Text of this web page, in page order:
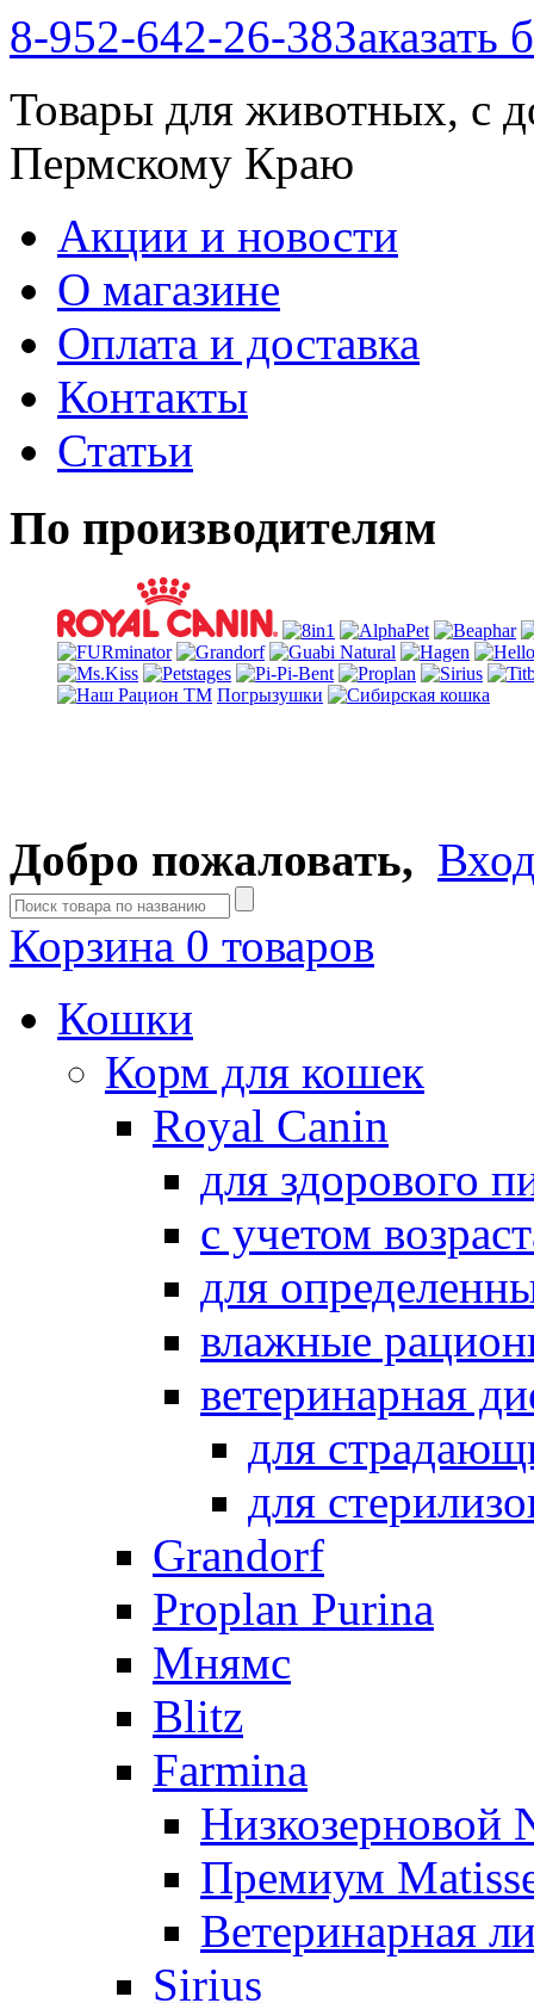
8-952-642-26-38Заказать
Товары для животных, с
Пермскому Краю
Акции и новости
О магазине
Оплата и доставка
Контакты
Статьи
По производителям
Погрызушки
Добро пожаловать,
Корзина 0 товаров
Кошки
Корм для кошек
Royal Canin
для здорового
с учетом
для
влажные
ветеринарная
для
для
Grandorf
Proplan Purina
Мнямс
Blitz
Farmina
Низкозерновой
Премиум
Ветеринарная
Sirius